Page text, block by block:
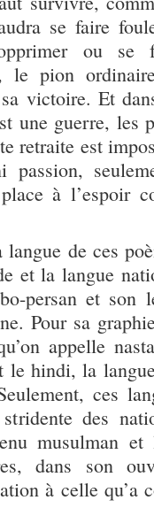
se faire
ou se
le pion
victoire. Et
une guerre, les
retraite est
à l’espoir
de ces
et la langue
persan et
Pour sa
appelle
le hindi, la
ces
des
musulman
dans son
à celle qu’a